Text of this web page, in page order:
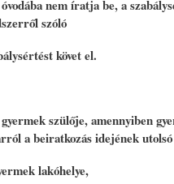
nem íratja be, a
szóló
követ el.
szülője, amennyiben
a beiratkozás idejének
lakóhelye,